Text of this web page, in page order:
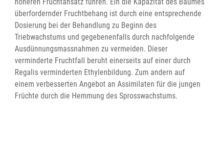
überfordernder Fruchtbehang ist durch eine entsprechende
Dosierung bei der Behandlung zu Beginn des
Triebwachstums und gegebenenfalls durch nachfolgende
Ausdünnungsmassnahmen zu vermeiden. Dieser
verminderte Fruchtfall beruht einerseits auf einer durch
Regalis verminderten Ethylenbildung. Zum andern auf
einem verbesserten Angebot an Assimilaten für die jungen
Früchte durch die Hemmung des Sprosswachstums.